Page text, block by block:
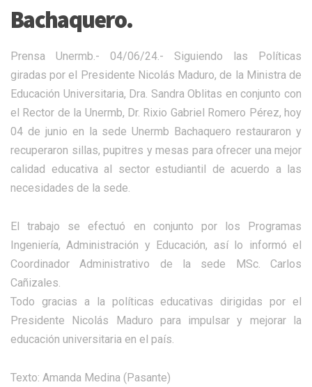
Bachaquero.
Prensa Unermb.- 04/06/24.- Siguiendo las Políticas
giradas por el Presidente Nicolás Maduro, de la Ministra de
Educación Universitaria, Dra. Sandra Oblitas en conjunto con
el Rector de la Unermb, Dr. Rixio Gabriel Romero Pérez, hoy
04 de junio en la sede Unermb Bachaquero restauraron y
recuperaron sillas, pupitres y mesas para ofrecer una mejor
calidad educativa al sector estudiantil de acuerdo a las
necesidades de la sede.
El trabajo se efectuó en conjunto por los Programas
Ingeniería, Administración y Educación, así lo informó el
Coordinador Administrativo de la sede MSc. Carlos
Cañizales.
Todo gracias a la políticas educativas dirigidas por el
Presidente Nicolás Maduro para impulsar y mejorar la
educación universitaria en el país.
Texto: Amanda Medina (Pasante)